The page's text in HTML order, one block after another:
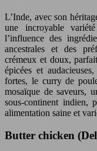
L’Inde, avec son
une incroyable
l’influence des
ancestrales et des
crémeux et doux,
épicées et
fortes, le curry de
mosaïque de saveurs,
sous-continent indien,
alimentation saine et
Butter chicken